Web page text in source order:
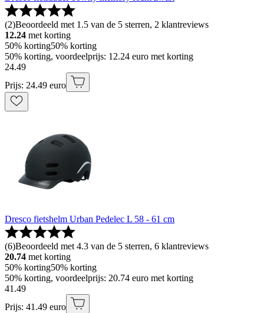
(2)Beoordeeld met 1.5 van de 5 sterren, 2 klantreviews
12.24 met korting
50% korting50% korting
50% korting, voordeelprijs: 12.24 euro met korting
24.49
Prijs: 24.49 euro
Dresco fietshelm Urban Pedelec L 58 - 61 cm
(6)Beoordeeld met 4.3 van de 5 sterren, 6 klantreviews
20.74 met korting
50% korting50% korting
50% korting, voordeelprijs: 20.74 euro met korting
41 .49
Prijs: 41.49 euro